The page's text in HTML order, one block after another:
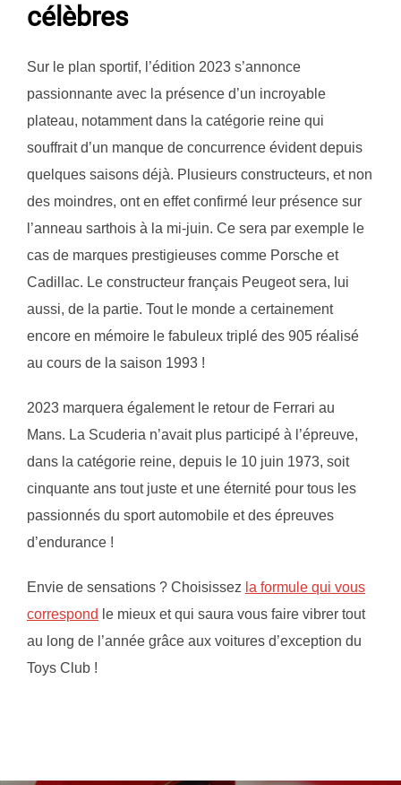
célèbres
Sur le plan sportif, l’édition 2023 s’annonce
passionnante avec la présence d’un incroyable
plateau, notamment dans la catégorie reine qui
souffrait d’un manque de concurrence évident depuis
quelques saisons déjà. Plusieurs constructeurs, et non
des moindres, ont en effet confirmé leur présence sur
l’anneau sarthois à la mi-juin. Ce sera par exemple le
cas de marques prestigieuses comme Porsche et
Cadillac. Le constructeur français Peugeot sera, lui
aussi, de la partie. Tout le monde a certainement
encore en mémoire le fabuleux triplé des 905 réalisé
au cours de la saison 1993 !
2023 marquera également le retour de Ferrari au
Mans. La Scuderia n’avait plus participé à l’épreuve,
dans la catégorie reine, depuis le 10 juin 1973, soit
cinquante ans tout juste et une éternité pour tous les
passionnés du sport automobile et des épreuves
d’endurance !
Envie de sensations ? Choisissez la formule qui vous
correspond le mieux et qui saura vous faire vibrer tout
au long de l’année grâce aux voitures d’exception du
Toys Club !